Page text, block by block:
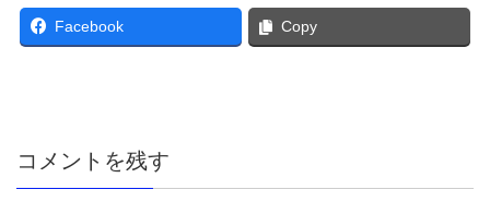
Facebook Copy
コメントを残す